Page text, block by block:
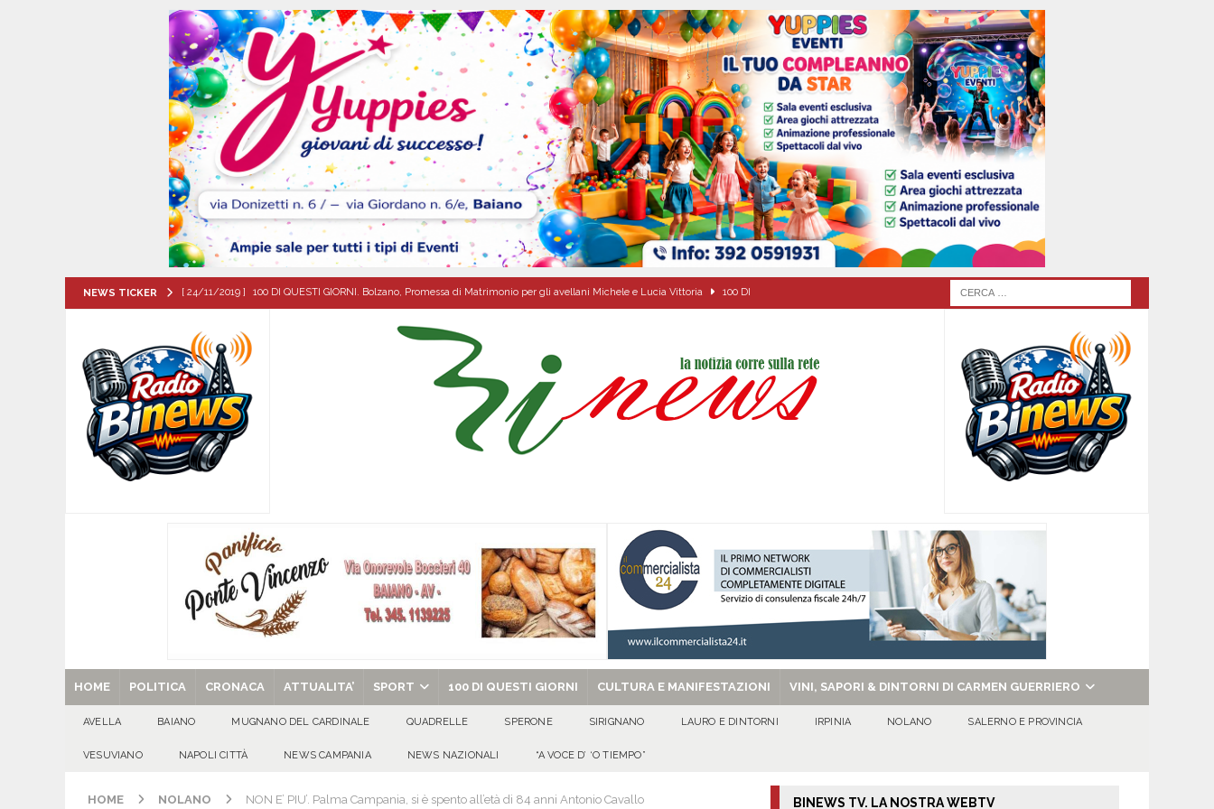
NEWS TICKER [ 24/11/2019 ] 100 DI QUESTI GIORNI. Bolzano, Promessa di Matrimonio per gli avellani Michele e Lucia Vittoria 100 DI
[ 09/08/2026 ] Flumeri, ieri 8 agosto ’26 l’alzata del nuovo “Giglio“ di grano. ALTA IRPINIA
[ 09/08/2026 ] MUGNANO DEL CARDINALE. Chi era Carmine Colucci, il 60enne morto tragicamente nel giorno della festa di
Santa Filomena
[ 09/08/2026 ] Baiano, smarrito un Chihuahua: l’appello per ritrovarlo ATTUALITA'
[ 09/08/2026 ]
[ 09/08/2026 ] Mugnano del Cardinale, tragedia nel giorno di Santa Filomena: muore il 60enne Carmine Colucci
ATTUALITA'
[ 29/08/2025 ] SANT’Oggi. Venerdì 29 agosto la chiesa celebra il Martirio di san Giovanni Battista e santa Sabina EVIDENZA
HOME POLITICA CRONACA ATTUALITA’ SPORT 100 DI QUESTI GIORNI CULTURA E MANIFESTAZIONI VINI, SAPORI & DINTORNI DI CARMEN GUERRIERO
AVELLA BAIANO MUGNANO DEL CARDINALE QUADRELLE SPERONE SIRIGNANO LAURO E DINTORNI IRPINIA NOLANO SALERNO E PROVINCIA
VESUVIANO NAPOLI CITTÀ NEWS CAMPANIA NEWS NAZIONALI “A VOCE D’ ‘O TIEMPO”
HOME NOLANO NON E’ PIU’. Palma Campania, si è spento all’età di 84 anni Antonio Cavallo BINEWS TV. LA NOSTRA WEBTV